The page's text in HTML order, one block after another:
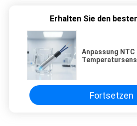
Erhalten Sie den
Anpassung NTC
Fortsetzen